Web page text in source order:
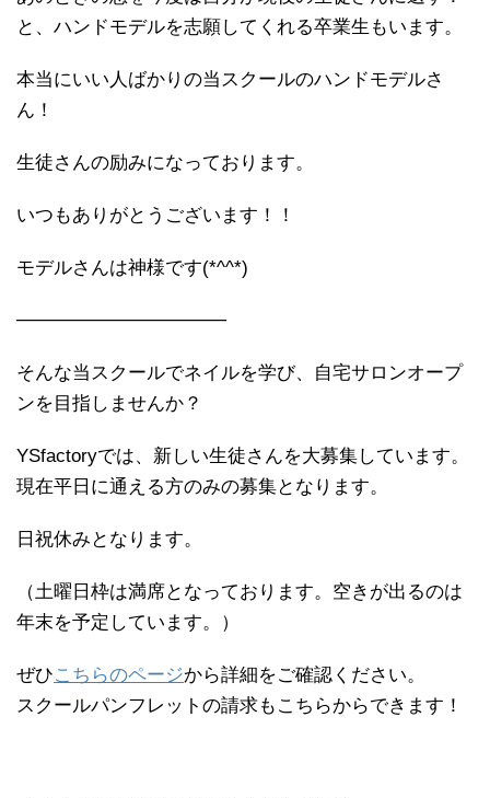
と、ハンドモデルを志願してくれる卒業生もいます。
本当にいい人ばかりの当スクールのハンドモデルさ
ん！
生徒さんの励みになっております。
いつもありがとうございます！！
モデルさんは神様です(*^^*)
────────────────
そんな当スクールでネイルを学び、自宅サロンオープ
ンを目指しませんか？
YSfactoryでは、新しい生徒さんを大募集しています。
現在平日に通える方のみの募集となります。
日祝休みとなります。
（土曜日枠は満席となっております。空きが出るのは
年末を予定しています。）
ぜひこちらのページから詳細をご確認ください。
スクールパンフレットの請求もこちらからできます！